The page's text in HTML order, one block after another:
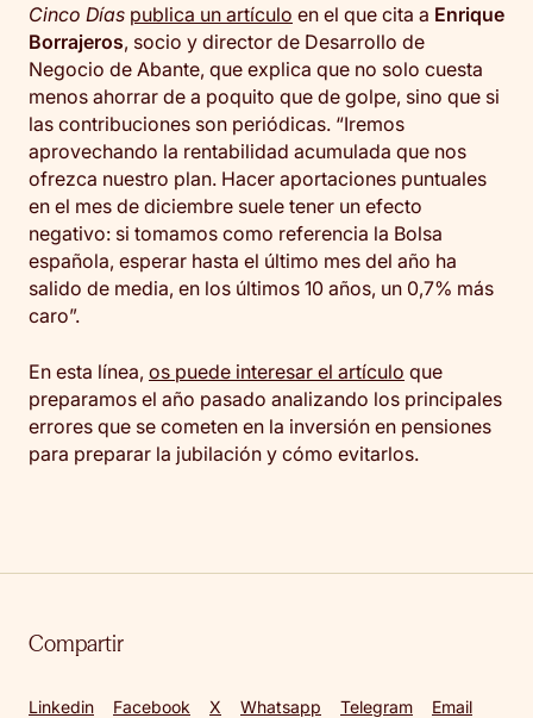
Cinco Días publica un artículo en el que cita a Enrique
Borrajeros, socio y director de Desarrollo de
Negocio de Abante, que explica que no solo cuesta
menos ahorrar de a poquito que de golpe, sino que si
las contribuciones son periódicas. “Iremos
aprovechando la rentabilidad acumulada que nos
ofrezca nuestro plan. Hacer aportaciones puntuales
en el mes de diciembre suele tener un efecto
negativo: si tomamos como referencia la Bolsa
española, esperar hasta el último mes del año ha
salido de media, en los últimos 10 años, un 0,7% más
caro”.
En esta línea, os puede interesar el artículo que
preparamos el año pasado analizando los principales
errores que se cometen en la inversión en pensiones
para preparar la jubilación y cómo evitarlos.
Compartir
Linkedin Facebook X Whatsapp Telegram Email